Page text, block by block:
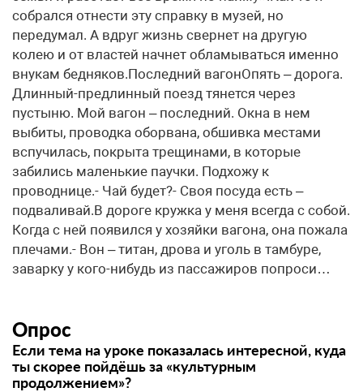
Опрос
Если тема на уроке показалась интересной, куда
ты скорее пойдёшь за «культурным
продолжением»?